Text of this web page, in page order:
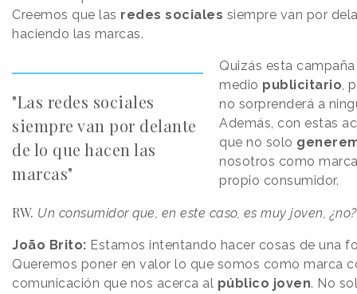
Creemos que las redes sociales siempre van por
haciendo las marcas.
"Las redes sociales
siempre van por delante
de lo que hacen las
marcas"
Quizás esta
medio publicitario,
no sorprenderá a
Además, con estas
que no solo
nosotros como
propio consumidor.
RW. Un consumidor que, en este caso, es muy joven, ¿no?
João Brito: Estamos intentando hacer cosas de una
Queremos poner en valor lo que somos como marca
comunicación que nos acerca al público joven. No